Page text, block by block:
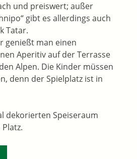
und preiswert; außer
gibt es allerdings auch
Tatar.
genießt man einen
Aperitiv auf der Terrasse
Alpen. Die Kinder müssen
denn der Spielplatz ist in
dekorierten Speiseraum